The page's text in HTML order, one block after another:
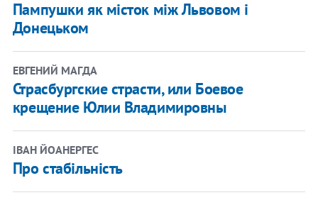
Пампушки як місток між Львовом і
Донецьком
ЕВГЕНИЙ МАГДА
Страсбургские страсти, или Боевое
крещение Юлии Владимировны
ІВАН ЙОАНЕРГЕС
Про стабільність